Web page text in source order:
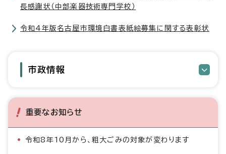
長感謝状（中部楽器技術専門学校）
令和4年版名古屋市環境白書表紙絵募集に関する表彰状
市政情報
重要なお知らせ
令和8年10月から、粗大ごみの対象が変わります